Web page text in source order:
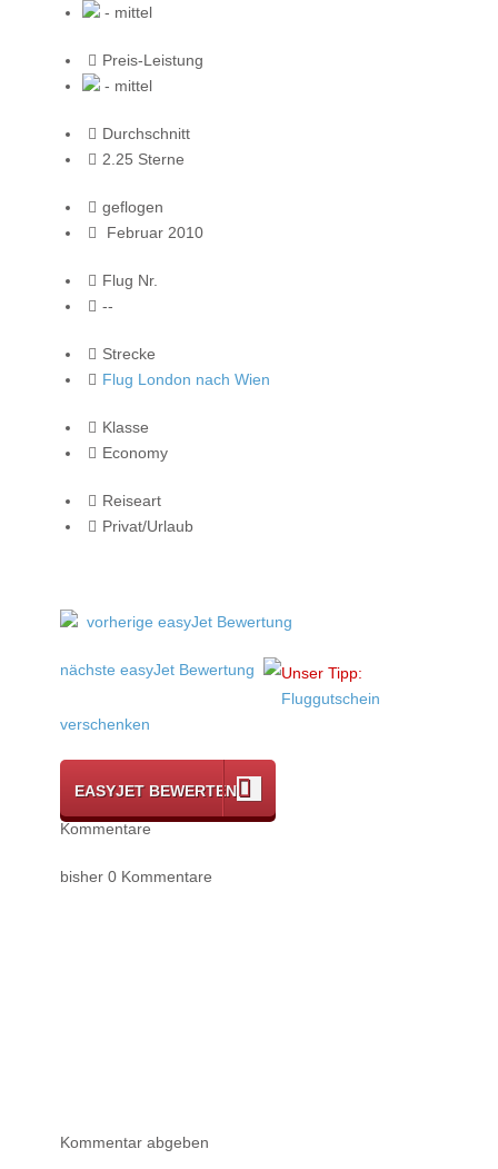
- mittel
Preis-Leistung
- mittel
Durchschnitt
2.25 Sterne
geflogen
Februar 2010
Flug Nr.
--
Strecke
Flug London nach Wien
Klasse
Economy
Reiseart
Privat/Urlaub
vorherige easyJet Bewertung
nächste easyJet Bewertung
Unser Tipp:
Fluggutschein
verschenken
EASYJET BEWERTEN
Kommentare
bisher 0 Kommentare
Kommentar abgeben